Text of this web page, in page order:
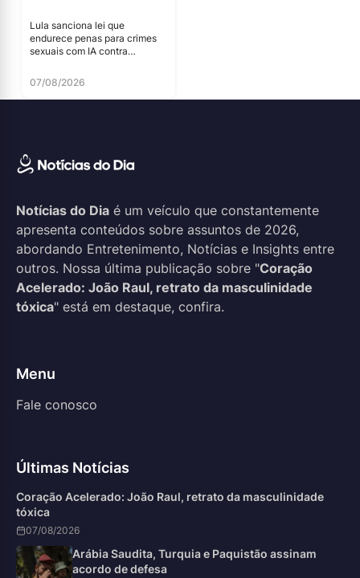
Lula sanciona lei que
endurece penas para crimes
sexuais com IA contra
07/08/2026
Notícias do Dia é um veículo que constantemente
apresenta conteúdos sobre assuntos de 2026,
abordando Entretenimento, Notícias e Insights entre
outros. Nossa última publicação sobre "Coração
Acelerado: João Raul, retrato da masculinidade
tóxica" está em destaque, confira.
Menu
Fale conosco
Últimas Notícias
Coração Acelerado: João Raul, retrato da masculinidade
tóxica
07/08/2026
Arábia Saudita, Turquia e Paquistão assinam
acordo de defesa